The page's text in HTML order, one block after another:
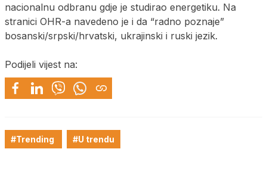
nacionalnu odbranu gdje je studirao energetiku. Na
stranici OHR-a navedeno je i da “radno poznaje”
bosanski/srpski/hrvatski, ukrajinski i ruski jezik.
Podijeli vijest na:
#Trending #U trendu